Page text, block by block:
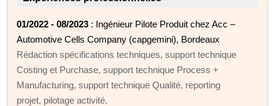
01/2022 - 08/2023 : Ingénieur Pilote Produit chez Acc –
Automotive Cells Company (capgemini), Bordeaux
Rédaction spécifications techniques, support technique
Costing et Purchase, support technique Process +
Manufacturing, support technique Qualité, reporting
projet, pilotage activité.